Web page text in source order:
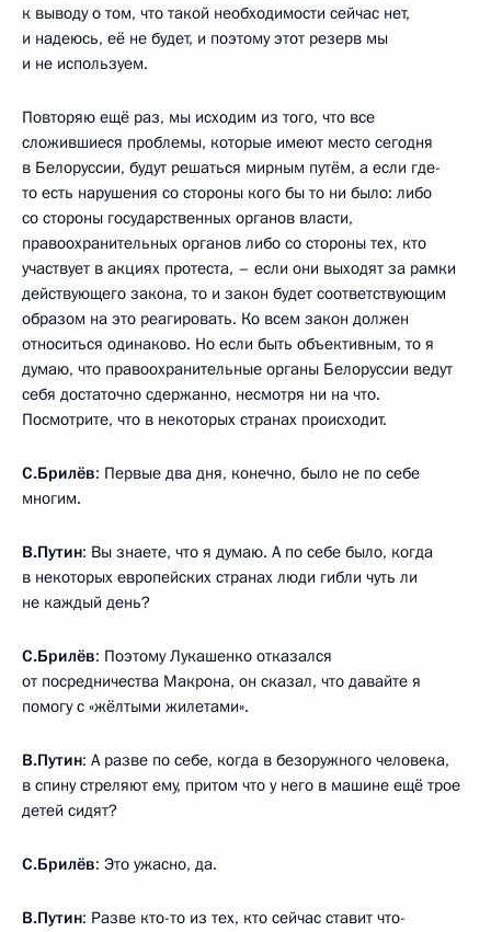
к выводу о том, что такой необходимости сейчас нет,
и надеюсь, её не будет, и поэтому этот резерв мы
и не используем.
Повторяю ещё раз, мы исходим из того, что все
сложившиеся проблемы, которые имеют место сегодня
в Белоруссии, будут решаться мирным путём, а если где-
то есть нарушения со стороны кого бы то ни было: либо
со стороны государственных органов власти,
правоохранительных органов либо со стороны тех, кто
участвует в акциях протеста, – если они выходят за рамки
действующего закона, то и закон будет соответствующим
образом на это реагировать. Ко всем закон должен
относиться одинаково. Но если быть объективным, то я
думаю, что правоохранительные органы Белоруссии ведут
себя достаточно сдержанно, несмотря ни на что.
Посмотрите, что в некоторых странах происходит.
С.Брилёв: Первые два дня, конечно, было не по себе
многим.
В.Путин: Вы знаете, что я думаю. А по себе было, когда
в некоторых европейских странах люди гибли чуть ли
не каждый день?
С.Брилёв: Поэтому Лукашенко отказался
от посредничества Макрона, он сказал, что давайте я
помогу с «жёлтыми жилетами».
В.Путин: А разве по себе, когда в безоружного человека,
в спину стреляют ему, притом что у него в машине ещё трое
детей сидят?
С.Брилёв: Это ужасно, да.
В.Путин: Разве кто-то из тех, кто сейчас ставит что-